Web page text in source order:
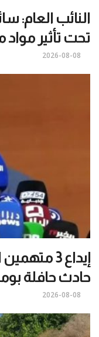
النائب العام:
تحت تأثير مواد
2026-08-08
إيداع 3
حادث حافلة
2026-08-08